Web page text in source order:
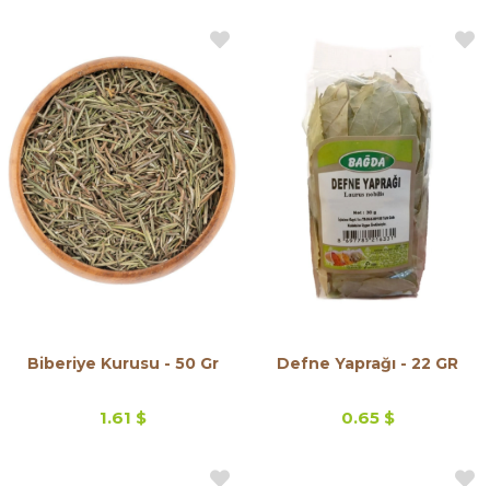
Biberiye Kurusu - 50 Gr
1.61 $
Defne Yaprağı - 22 GR
0.65 $